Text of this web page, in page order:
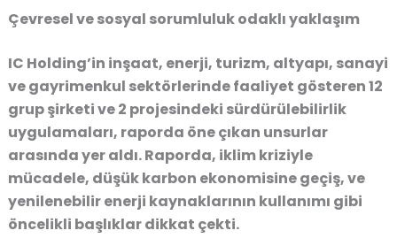
Çevresel ve sosyal sorumluluk odaklı yaklaşım
IC Holding’in inşaat, enerji, turizm, altyapı, sanayi
ve gayrimenkul sektörlerinde faaliyet gösteren 12
grup şirketi ve 2 projesindeki sürdürülebilirlik
uygulamaları, raporda öne çıkan unsurlar
arasında yer aldı. Raporda, iklim kriziyle
mücadele, düşük karbon ekonomisine geçiş, ve
yenilenebilir enerji kaynaklarının kullanımı gibi
öncelikli başlıklar dikkat çekti.